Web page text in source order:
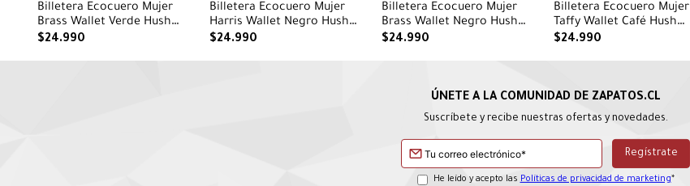
Billetera Ecocuero Mujer
Brass Wallet Verde Hush
Puppies
$24.990
Billetera Ecocuero Mujer
Harris Wallet Negro Hush
Puppies
$24.990
Billetera Ecocuero Mujer
Brass Wallet Negro Hush
Puppies
$24.990
Billetera Ecocuero Mujer
Taffy Wallet Café Hush
Puppies
$24.990
Suscríbete y recibe nuestras ofertas y novedades.
He leído y acepto las Políticas de privacidad de marketing*